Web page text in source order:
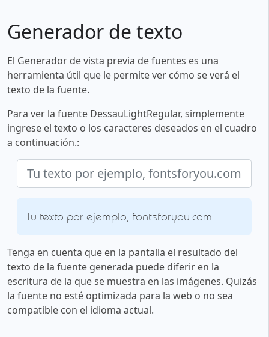
Generador de texto
El Generador de vista previa de fuentes es una
herramienta útil que le permite ver cómo se verá el
texto de la fuente.
Para ver la fuente DessauLightRegular, simplemente
ingrese el texto o los caracteres deseados en el cuadro
a continuación.:
Tu texto por ejemplo, fontsforyou.com
Tenga en cuenta que en la pantalla el resultado del
texto de la fuente generada puede diferir en la
escritura de la que se muestra en las imágenes. Quizás
la fuente no esté optimizada para la web o no sea
compatible con el idioma actual.